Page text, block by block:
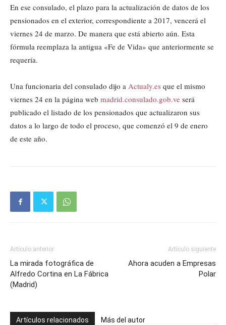
En ese consulado, el plazo para la actualización de datos de los
pensionados en el exterior, correspondiente a 2017, vencerá el
viernes 24 de marzo. De manera que está abierto aún. Esta
fórmula reemplaza la antigua «Fe de Vida» que anteriormente se
requería.
Una funcionaria del consulado dijo a Actualy.es que el mismo
viernes 24 en la página web madrid.consulado.gob.ve será
publicado el listado de los pensionados que actualizaron sus
datos a lo largo de todo el proceso, que comenzó el 9 de enero
de este año.
Artículo anterior
La mirada fotográfica de
Alfredo Cortina en La Fábrica
(Madrid)
Artículo siguiente
Ahora acuden a Empresas
Polar
Artículos relacionados Más del autor